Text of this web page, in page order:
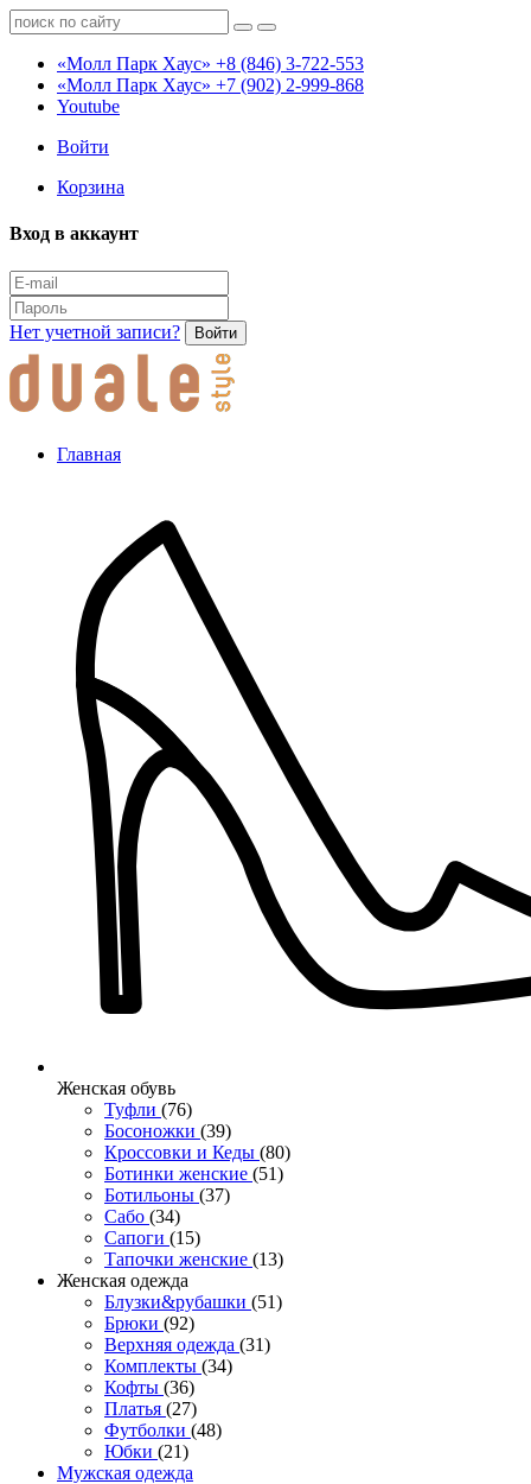
«Молл Парк Хаус» +8 (846) 3-722-553
«Молл Парк Хаус» +7 (902) 2-999-868
Youtube
Войти
Корзина
Вход в аккаунт
Нет учетной записи? Войти
Главная
Женcкая обувь
Туфли (76)
Босоножки (39)
Кроссовки и Кеды (80)
Ботинки женские (51)
Ботильоны (37)
Сабо (34)
Сапоги (15)
Тапочки женские (13)
Женская одежда
Блузки&рубашки (51)
Брюки (92)
Верхняя одежда (31)
Комплекты (34)
Кофты (36)
Платья (27)
Футболки (48)
Юбки (21)
Мужская одежда